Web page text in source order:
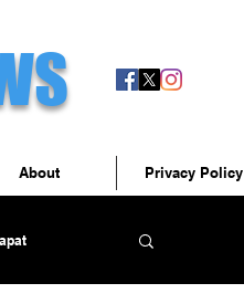
About Privacy Policy